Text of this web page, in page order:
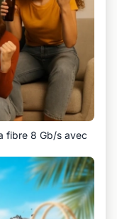
fibre 8 Gb/s avec